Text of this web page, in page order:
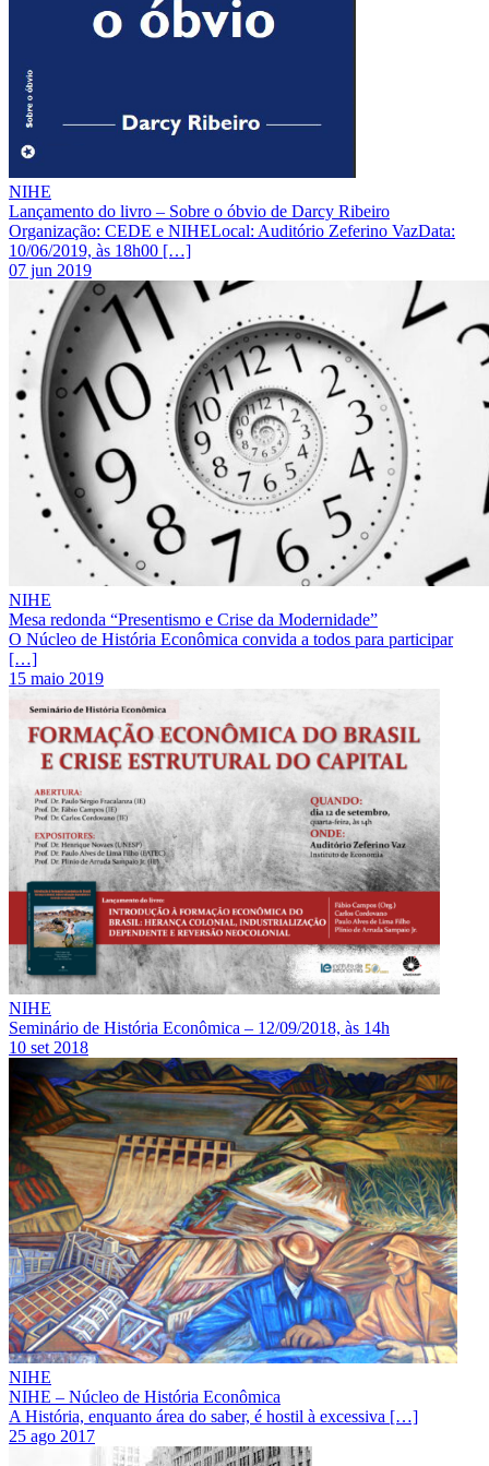
NIHE
Lançamento do livro – Sobre o óbvio de Darcy Ribeiro
Organização: CEDE e NIHELocal: Auditório Zeferino VazData:
10/06/2019, às 18h00 […]
07 jun 2019
NIHE
Mesa redonda “Presentismo e Crise da Modernidade”
O Núcleo de História Econômica convida a todos para participar
[…]
15 maio 2019
NIHE
Seminário de História Econômica – 12/09/2018, às 14h
10 set 2018
NIHE
NIHE – Núcleo de História Econômica
A História, enquanto área do saber, é hostil à excessiva […]
25 ago 2017